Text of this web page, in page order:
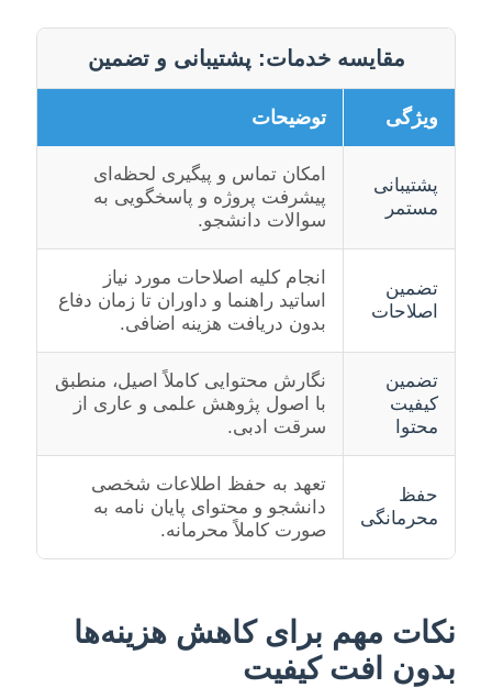
مقایسه خدمات: پشتیبانی و تضمین
ویژگی توضیحات
پشتیبانی
مستمر
امکان تماس و پیگیری لحظه‌ای
پیشرفت پروژه و پاسخگویی به
سوالات دانشجو.
تضمین
اصلاحات
انجام کلیه اصلاحات مورد نیاز
اساتید راهنما و داوران تا زمان دفاع
بدون دریافت هزینه اضافی.
تضمین
کیفیت
محتوا
نگارش محتوایی کاملاً اصیل، منطبق
با اصول پژوهش علمی و عاری از
سرقت ادبی.
حفظ
محرمانگی
تعهد به حفظ اطلاعات شخصی
دانشجو و محتوای پایان نامه به
صورت کاملاً محرمانه.
نکات مهم برای کاهش هزینه‌ها
بدون افت کیفیت